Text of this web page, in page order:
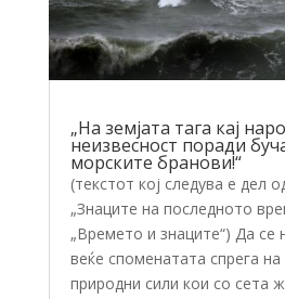
„На земјата тага кај
неизвесност поради
морските бранови!“
(текстот кој следува е дел
„Знаците на последното
„Времето и знаците“) Да се
веќе споменатата спрега на
природни сили кои со сета